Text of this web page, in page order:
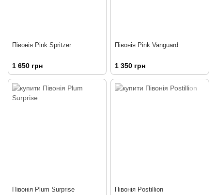
Півонія Pink Spritzer
1 650 грн
Півонія Pink Vanguard
1 350 грн
Півонія Plum Surprise Півонія Postillion